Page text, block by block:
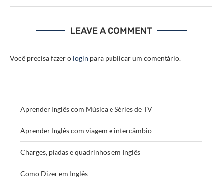
LEAVE A COMMENT
Você precisa fazer o login para publicar um comentário.
Aprender Inglês com Música e Séries de TV
Aprender Inglês com viagem e intercâmbio
Charges, piadas e quadrinhos em Inglês
Como Dizer em Inglês